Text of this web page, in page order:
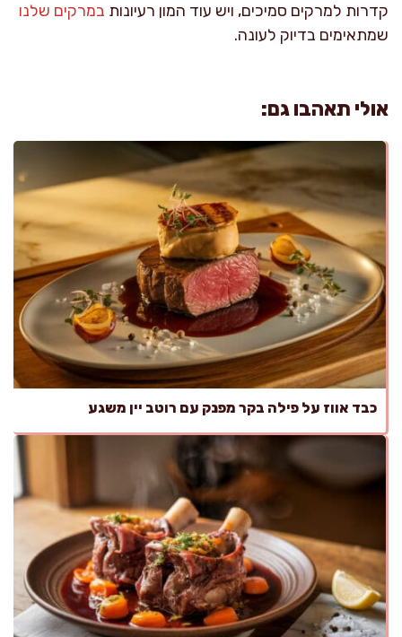
קדרות למרקים סמיכים, ויש עוד המון רעיונות במרקים שלנו
שמתאימים בדיוק לעונה.
אולי תאהבו גם:
כבד אווז על פילה בקר מפנק עם רוטב יין משגע